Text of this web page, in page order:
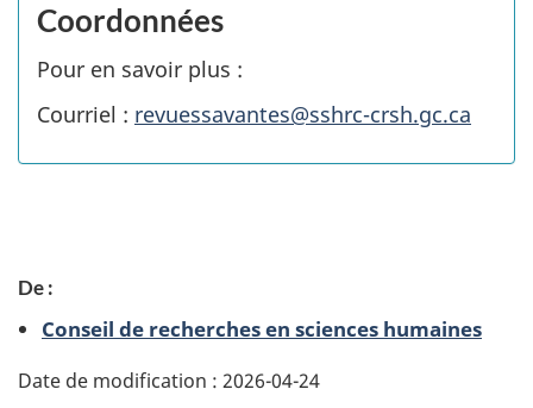
Coordonnées
Pour en savoir plus :
Courriel : revuessavantes@sshrc-crsh.gc.ca
é
De :
Conseil de recherches en sciences humaines
Date de modification : 2026-04-24